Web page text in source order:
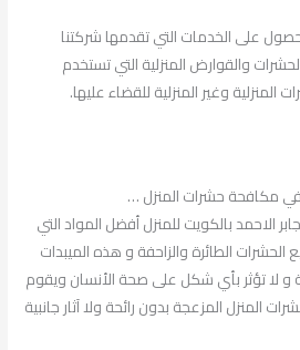
على الخدمات التي تقدمها شركتنا
والقوارض المنزلية التي تستخدم
وغير المنزلية للقضاء عليها.
مكافحة حشرات المنزل …
الاحمد بالكويت للمنزل أفضل المواد التي
الطائرة والزاحفة و هذه الميبدات
لا تؤثر بأي شكل على صحة الأنسان ويقوم
المزعجة بدون رائحة ولا آثار جانبية